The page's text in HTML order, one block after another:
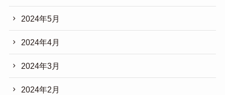
2024年5月
2024年4月
2024年3月
2024年2月